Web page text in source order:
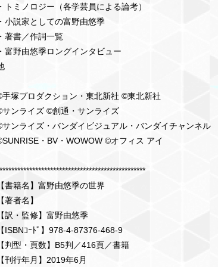
トミノロジー（各学芸員による論考）
小説家としての富野由悠季
著書／作詞一覧
富野由悠季ロングインタビュー
塚プロダクション・東北新社 ©東北新社
ンライズ ©創通・サンライズ
ンライズ・バンダイビジュアル・バンダイチャンネル
・BV・WOWOW ©オフィス アイ
書籍名】富野由悠季の世界
著者名】
訳・監修】富野由悠季
ISBNｺｰﾄﾞ】978-4-87376-468-9
判型・頁数】B5判／416頁／書籍
刊行年月】2019年6月